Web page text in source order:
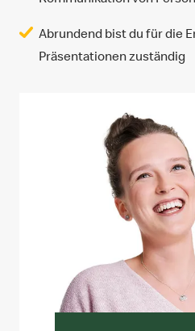
Abrundend bist du für die
Präsentationen zuständig